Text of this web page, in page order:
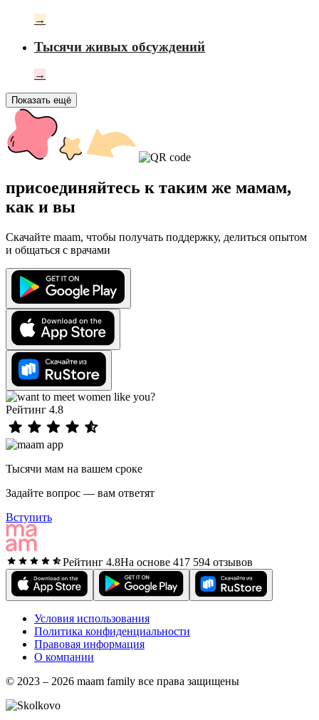
→
Тысячи живых обсуждений
→
Показать ещё
присоединяйтесь к таким же мамам,
как и вы
Скачайте maam, чтобы получать поддержку, делиться опытом
и общаться с врачами
Рейтинг 4.8
Тысячи мам на вашем сроке
Задайте вопрос — вам ответят
Вступить
Рейтинг 4.8На основе 417 594 отзывов
Условия использования
Политика конфиденциальности
Правовая информация
О компании
© 2023 – 2026 maam family все права защищены